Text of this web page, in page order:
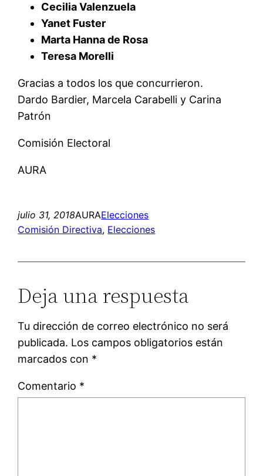
Cecilia Valenzuela
Yanet Fuster
Marta Hanna de Rosa
Teresa Morelli
Gracias a todos los que concurrieron.
Dardo Bardier, Marcela Carabelli y Carina
Patrón
Comisión Electoral
AURA
julio 31, 2018AURAElecciones
Comisión Directiva, Elecciones
Deja una respuesta
Tu dirección de correo electrónico no será
publicada. Los campos obligatorios están
marcados con *
Comentario *